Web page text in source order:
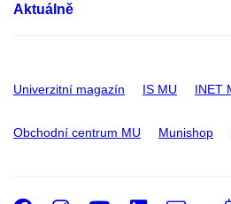
Aktuálně
Univerzitní magazín IS MU INET
Obchodní centrum MU Munishop